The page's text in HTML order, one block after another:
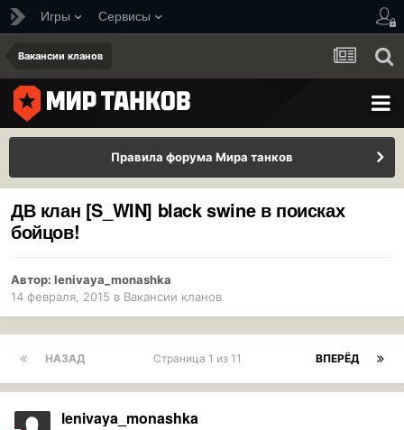
Игры Сервисы
Вакансии кланов
Правила форума Мира танков
ДВ клан [S_WIN] black swine в поисках
бойцов!
Автор: lenivaya_monashka
14 февраля, 2015 в Вакансии кланов
НАЗАД ВПЕРЁД
Страница 1 из 11
lenivaya_monashka